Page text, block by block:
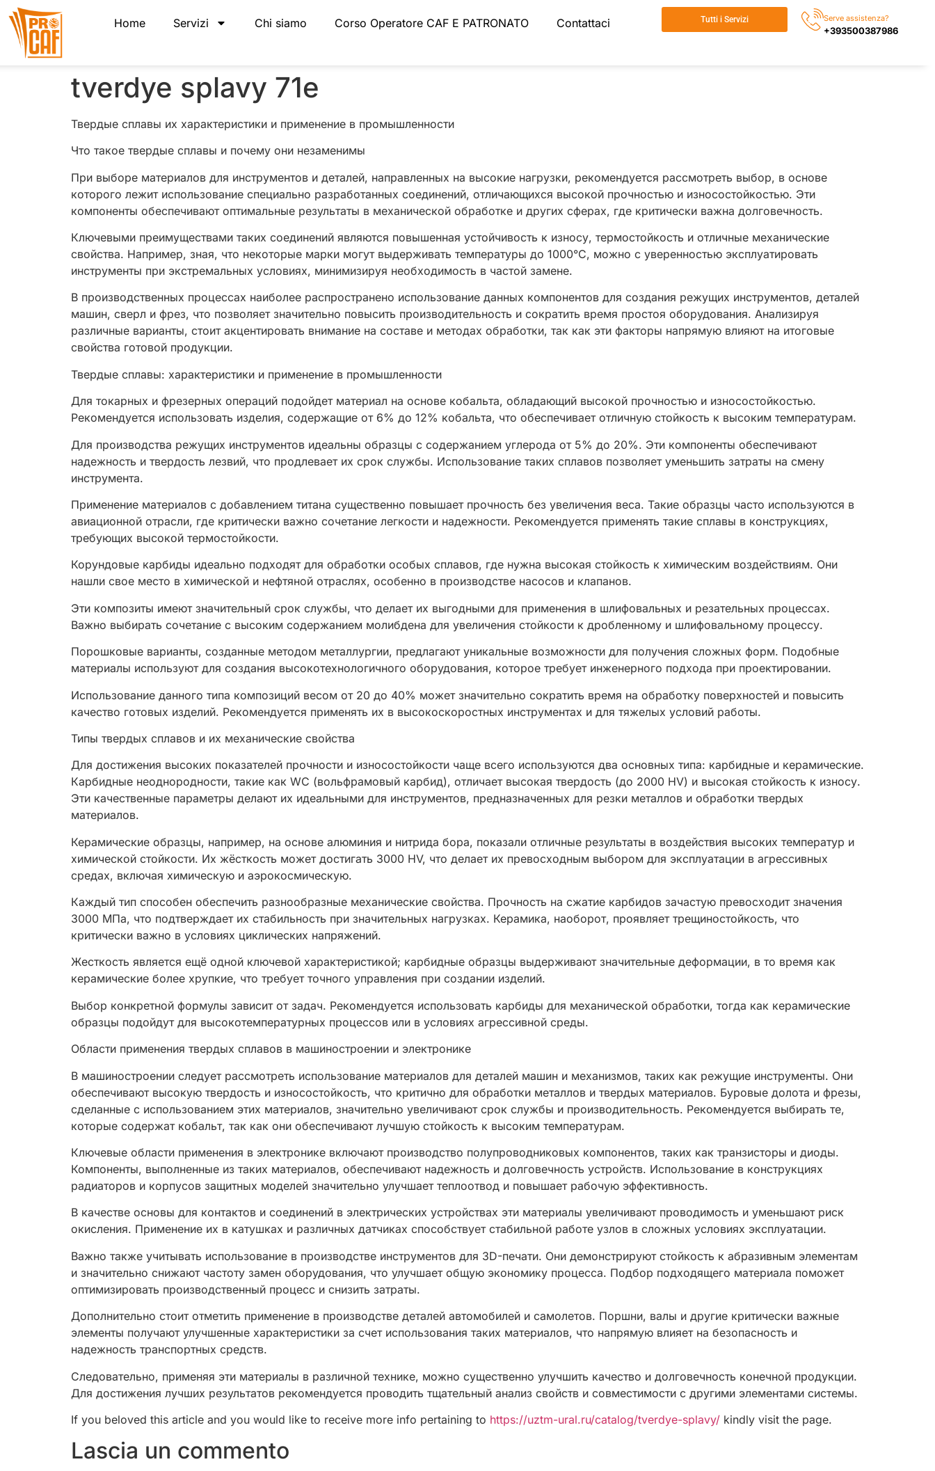
Home Servizi Chi siamo Corso Operatore CAF E PATRONATO Contattaci Tutti i Servizi Serve assistenza?
+393500387986
tverdye splavy 71e
Твердые сплавы их характеристики и применение в промышленности
Что такое твердые сплавы и почему они незаменимы
При выборе материалов для инструментов и деталей, направленных на высокие нагрузки, рекомендуется рассмотреть выбор, в основе
которого лежит использование специально разработанных соединений, отличающихся высокой прочностью и износостойкостью. Эти
компоненты обеспечивают оптимальные результаты в механической обработке и других сферах, где критически важна долговечность.
Ключевыми преимуществами таких соединений являются повышенная устойчивость к износу, термостойкость и отличные механические
свойства. Например, зная, что некоторые марки могут выдерживать температуры до 1000°C, можно с уверенностью эксплуатировать
инструменты при экстремальных условиях, минимизируя необходимость в частой замене.
В производственных процессах наиболее распространено использование данных компонентов для создания режущих инструментов, деталей
машин, сверл и фрез, что позволяет значительно повысить производительность и сократить время простоя оборудования. Анализируя
различные варианты, стоит акцентировать внимание на составе и методах обработки, так как эти факторы напрямую влияют на итоговые
свойства готовой продукции.
Твердые сплавы: характеристики и применение в промышленности
Для токарных и фрезерных операций подойдет материал на основе кобальта, обладающий высокой прочностью и износостойкостью.
Рекомендуется использовать изделия, содержащие от 6% до 12% кобальта, что обеспечивает отличную стойкость к высоким температурам.
Для производства режущих инструментов идеальны образцы с содержанием углерода от 5% до 20%. Эти компоненты обеспечивают
надежность и твердость лезвий, что продлевает их срок службы. Использование таких сплавов позволяет уменьшить затраты на смену
инструмента.
Применение материалов с добавлением титана существенно повышает прочность без увеличения веса. Такие образцы часто используются в
авиационной отрасли, где критически важно сочетание легкости и надежности. Рекомендуется применять такие сплавы в конструкциях,
требующих высокой термостойкости.
Корундовые карбиды идеально подходят для обработки особых сплавов, где нужна высокая стойкость к химическим воздействиям. Они
нашли свое место в химической и нефтяной отраслях, особенно в производстве насосов и клапанов.
Эти композиты имеют значительный срок службы, что делает их выгодными для применения в шлифовальных и резательных процессах.
Важно выбирать сочетание с высоким содержанием молибдена для увеличения стойкости к дробленному и шлифовальному процессу.
Порошковые варианты, созданные методом металлургии, предлагают уникальные возможности для получения сложных форм. Подобные
материалы используют для создания высокотехнологичного оборудования, которое требует инженерного подхода при проектировании.
Использование данного типа композиций весом от 20 до 40% может значительно сократить время на обработку поверхностей и повысить
качество готовых изделий. Рекомендуется применять их в высокоскоростных инструментах и для тяжелых условий работы.
Типы твердых сплавов и их механические свойства
Для достижения высоких показателей прочности и износостойкости чаще всего используются два основных типа: карбидные и керамические.
Карбидные неоднородности, такие как WC (вольфрамовый карбид), отличает высокая твердость (до 2000 HV) и высокая стойкость к износу.
Эти качественные параметры делают их идеальными для инструментов, предназначенных для резки металлов и обработки твердых
материалов.
Керамические образцы, например, на основе алюминия и нитрида бора, показали отличные результаты в воздействия высоких температур и
химической стойкости. Их жёсткость может достигать 3000 HV, что делает их превосходным выбором для эксплуатации в агрессивных
средах, включая химическую и аэрокосмическую.
Каждый тип способен обеспечить разнообразные механические свойства. Прочность на сжатие карбидов зачастую превосходит значения
3000 МПа, что подтверждает их стабильность при значительных нагрузках. Керамика, наоборот, проявляет трещиностойкость, что
критически важно в условиях циклических напряжений.
Жесткость является ещё одной ключевой характеристикой; карбидные образцы выдерживают значительные деформации, в то время как
керамические более хрупкие, что требует точного управления при создании изделий.
Выбор конкретной формулы зависит от задач. Рекомендуется использовать карбиды для механической обработки, тогда как керамические
образцы подойдут для высокотемпературных процессов или в условиях агрессивной среды.
Области применения твердых сплавов в машиностроении и электронике
В машиностроении следует рассмотреть использование материалов для деталей машин и механизмов, таких как режущие инструменты. Они
обеспечивают высокую твердость и износостойкость, что критично для обработки металлов и твердых материалов. Буровые долота и фрезы,
сделанные с использованием этих материалов, значительно увеличивают срок службы и производительность. Рекомендуется выбирать те,
которые содержат кобальт, так как они обеспечивают лучшую стойкость к высоким температурам.
Ключевые области применения в электронике включают производство полупроводниковых компонентов, таких как транзисторы и диоды.
Компоненты, выполненные из таких материалов, обеспечивают надежность и долговечность устройств. Использование в конструкциях
радиаторов и корпусов защитных моделей значительно улучшает теплоотвод и повышает рабочую эффективность.
В качестве основы для контактов и соединений в электрических устройствах эти материалы увеличивают проводимость и уменьшают риск
окисления. Применение их в катушках и различных датчиках способствует стабильной работе узлов в сложных условиях эксплуатации.
Важно также учитывать использование в производстве инструментов для 3D-печати. Они демонстрируют стойкость к абразивным элементам
и значительно снижают частоту замен оборудования, что улучшает общую экономику процесса. Подбор подходящего материала поможет
оптимизировать производственный процесс и снизить затраты.
Дополнительно стоит отметить применение в производстве деталей автомобилей и самолетов. Поршни, валы и другие критически важные
элементы получают улучшенные характеристики за счет использования таких материалов, что напрямую влияет на безопасность и
надежность транспортных средств.
Следовательно, применяя эти материалы в различной технике, можно существенно улучшить качество и долговечность конечной продукции.
Для достижения лучших результатов рекомендуется проводить тщательный анализ свойств и совместимости с другими элементами системы.
If you beloved this article and you would like to receive more info pertaining to https://uztm-ural.ru/catalog/tverdye-splavy/ kindly visit the page.
Lascia un commento